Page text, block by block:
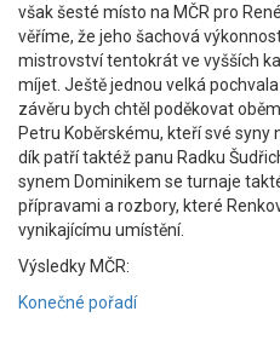
však šesté místo na MČR pro
věříme, že jeho šachová
mistrovství tentokrát ve vyšších
míjet. Ještě jednou velká
závěru bych chtěl poděkovat
Petru Koběrskému, kteří své
dík patří taktéž panu Radku
synem Dominikem se turnaje
přípravami a rozbory, které
vynikajícímu umístění.
Výsledky MČR:
Konečné pořadí